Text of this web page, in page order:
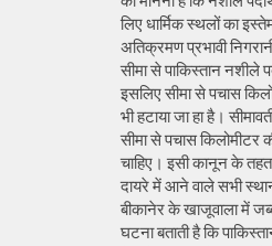
लिए धार्मिक स्थलों का
अतिक्रमण प्रभावी
सीमा से पाकिस्तान नशीले
इसलिए सीमा से पचास
भी हटाया जा हा है।
सीमा से पचास किलोमीटर
चाहिए। इसी कानून के
दायरे में आने वाले सभी
बीकानेर के खाजूवाला में
घटना बताती है कि